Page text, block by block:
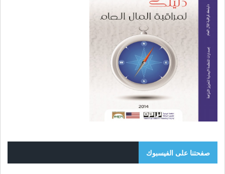
صفحتنا على الفيسبوك